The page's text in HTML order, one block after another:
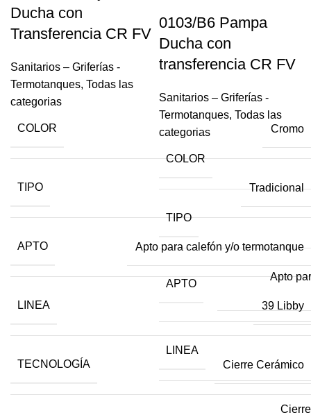
Ducha con
Transferencia CR FV
Sanitarios – Griferías -
Termotanques, Todas las
categorias
COLOR Cromo
TIPO Tradicional
APTO Apto para calefón y/o termotanque
LINEA 39 Libby
TECNOLOGÍA Cierre Cerámico
0103/B6 Pampa
Ducha con
transferencia CR FV
Sanitarios – Griferías -
Termotanques, Todas las
categorias
COLOR
TIPO
APTO
Apto
LINEA